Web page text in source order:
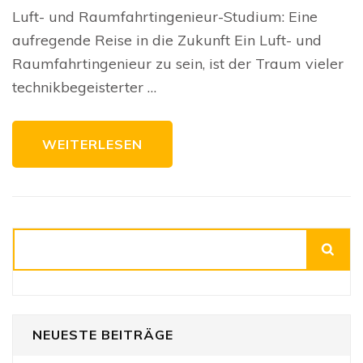
Raumfahrtingenieur-
Studium:
Zukunft
Technologie
Luft- und Raumfahrtingenieur-Studium: Eine
aufregende Reise in die Zukunft Ein Luft- und
Raumfahrtingenieur zu sein, ist der Traum vieler
technikbegeisterter …
WEITERLESEN
NEUESTE BEITRÄGE